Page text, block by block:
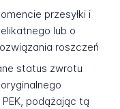
przesyłki i
lub o
roszczeń
status zwrotu
podążając tą